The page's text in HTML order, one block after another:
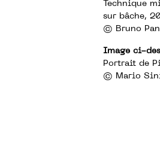
Technique
sur bâche,
© Bruno
Image ci-
Portrait de
© Mario